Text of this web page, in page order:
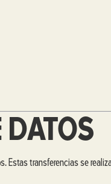
Estas transferencias se